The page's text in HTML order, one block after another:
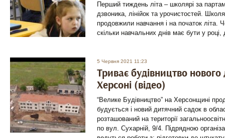
Перший тиждень літа – школярі за
дзвоника, лінійок та урочистостей.
продовжили навчання і на початок літа.
скільки навчальних днів має бути у році,
5 Червня 2021 11:23
Триває будівництво
Херсоні (відео)
“Велике Будівництво” на Херсонщині
будується і новий дитячний садок в
розташований на території
по вул. Сухарній, 9/4. Підрядною